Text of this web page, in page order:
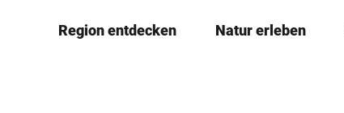
Region entdecken Natur erleben